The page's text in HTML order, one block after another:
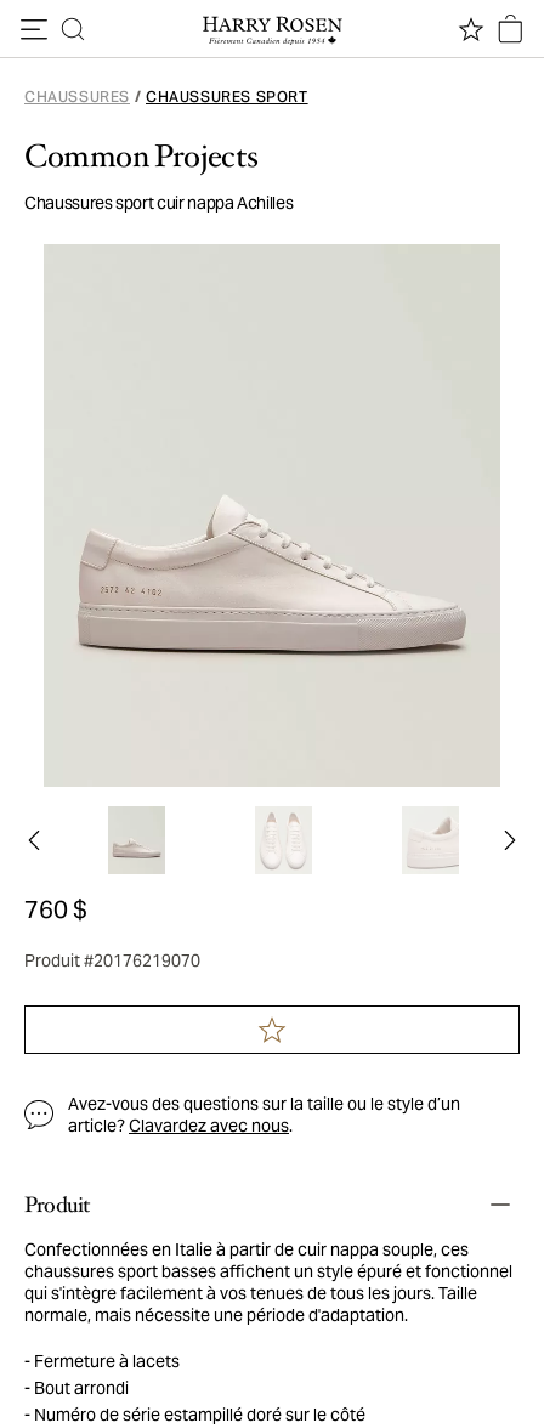
CHAUSSURES / CHAUSSURES SPORT
Common Projects
Chaussures sport cuir nappa Achilles
760 $
Produit #20176219070
Avez-vous des questions sur la taille ou le style d’un
article?Clavardez avec nous.
Produit
Confectionnées en Italie à partir de cuir nappa souple, ces
chaussures sport basses affichent un style épuré et fonctionnel
qui s'intègre facilement à vos tenues de tous les jours. Taille
normale, mais nécessite une période d'adaptation.
Fermeture à lacets
Bout arrondi
Numéro de série estampillé doré sur le côté